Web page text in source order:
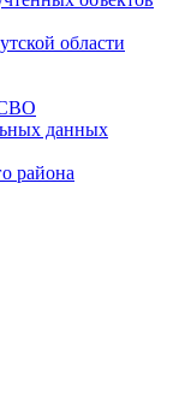
области
СВО
данных
района